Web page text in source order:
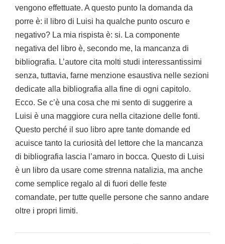
vengono effettuate. A questo punto la domanda da
porre è: il libro di Luisi ha qualche punto oscuro e
negativo? La mia rispista è: si. La componente
negativa del libro è, secondo me, la mancanza di
bibliografia. L’autore cita molti studi interessantissimi
senza, tuttavia, farne menzione esaustiva nelle sezioni
dedicate alla bibliografia alla fine di ogni capitolo.
Ecco. Se c’è una cosa che mi sento di suggerire a
Luisi è una maggiore cura nella citazione delle fonti.
Questo perché il suo libro apre tante domande ed
acuisce tanto la curiosità del lettore che la mancanza
di bibliografia lascia l’amaro in bocca. Questo di Luisi
è un libro da usare come strenna natalizia, ma anche
come semplice regalo al di fuori delle feste
comandate, per tutte quelle persone che sanno andare
oltre i propri limiti.